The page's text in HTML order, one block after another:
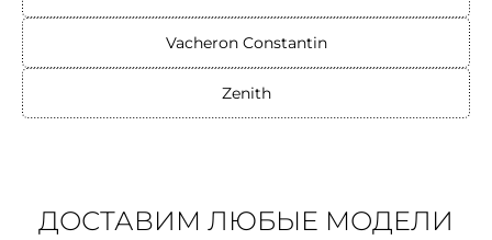
Vacheron Constantin
Zenith
ДОСТАВИМ ЛЮБЫЕ МОДЕЛИ